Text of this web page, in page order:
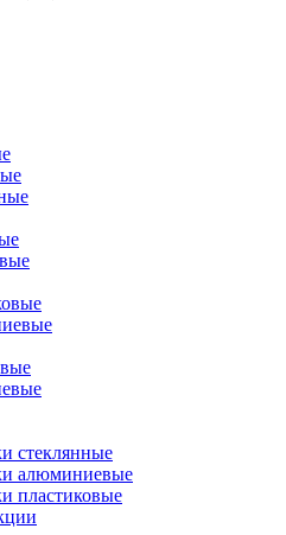
стеклянные
алюминиевые
пластиковые